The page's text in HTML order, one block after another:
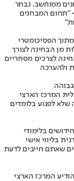
ממוחשב, נבחר
"תחום המבחנים
הפסיכומטרי
מן הבחינה לצורך
לצרכים מסחריים
ולהערכה
המרכז הארצי
לפגוע בלומדים
בלימודי
בליווי אישי
שאתם חייבים לדעת
המרכז הארצי